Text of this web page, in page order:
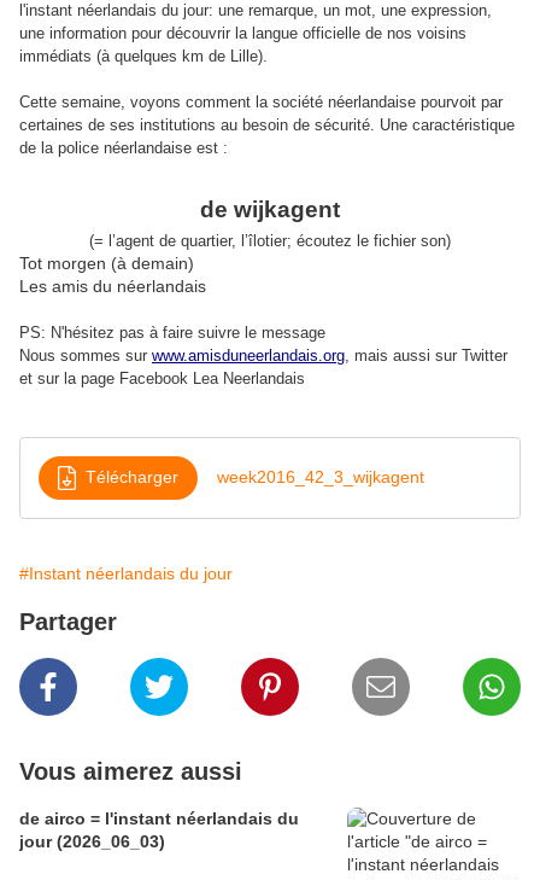
l'instant néerlandais du jour: une remarque, un mot, une expression,
une information pour découvrir la langue officielle de nos voisins
immédiats (à quelques km de Lille).
Cette semaine, voyons comment la société néerlandaise pourvoit par
certaines de ses institutions au besoin de sécurité. Une caractéristique
de la police néerlandaise est :
de wijkagent
(= l’agent de quartier, l’îlotier; écoutez le fichier son)
Tot morgen (à demain)
Les amis du néerlandais
PS: N'hésitez pas à faire suivre le message
Nous sommes sur www.amisduneerlandais.org , mais aussi sur Twitter
et sur la page Facebook Lea Neerlandais
Télécharger week2016_42_3_wijkagent
#Instant néerlandais du jour
Partager
Vous aimerez aussi
de airco = l'instant néerlandais du
jour (2026_06_03)